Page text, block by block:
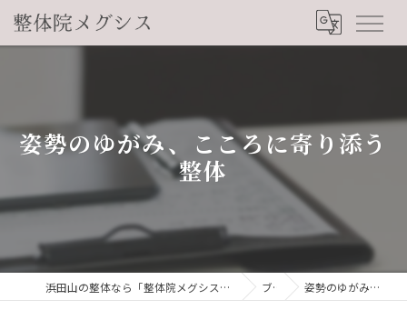
姿勢のゆがみ、こころに寄り添う
整体
浜田山の整体なら「整体院メグシス」肩こり・腰痛・自律神経の悩みを睡眠から改善 ブログ 姿勢のゆがみ、こころに寄り添う整体